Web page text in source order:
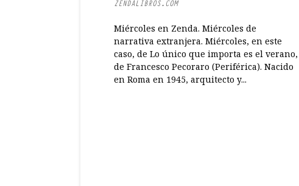
ZENDALIBROS.COM
Miércoles en Zenda. Miércoles de
narrativa extranjera. Miércoles, en este
caso, de Lo único que importa es el verano,
de Francesco Pecoraro (Periférica). Nacido
en Roma en 1945, arquitecto y...